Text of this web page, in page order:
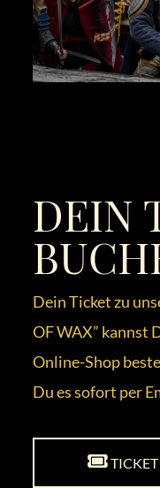
DEIN
Dein Ticket zu
OF WAX” kannst
Online-Shop
Du es sofort per